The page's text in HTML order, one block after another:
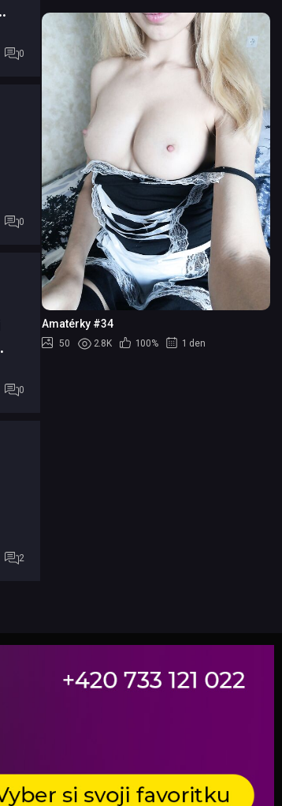
0
0
0
2
Amatérky #34
50 2.8K 100% 1 den